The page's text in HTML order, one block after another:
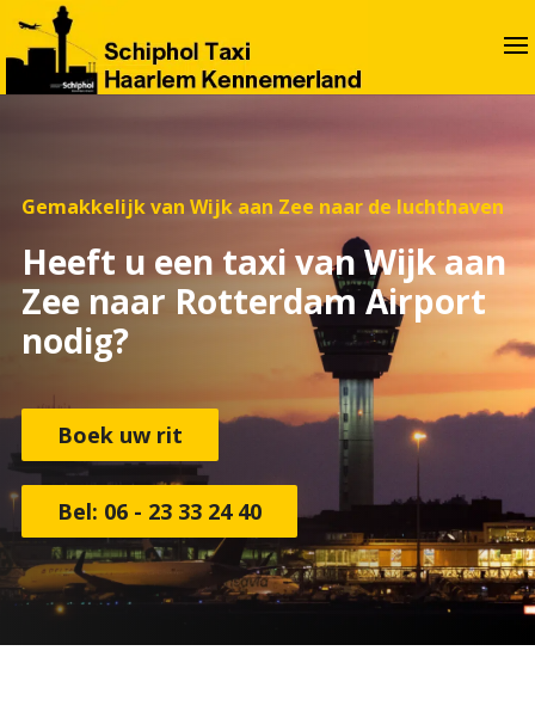
Gemakkelijk van Wijk aan Zee naar de luchthaven
Heeft u een taxi van Wijk aan
Zee naar Rotterdam Airport
nodig?
Boek uw rit
Bel: 06 - 23 33 24 40